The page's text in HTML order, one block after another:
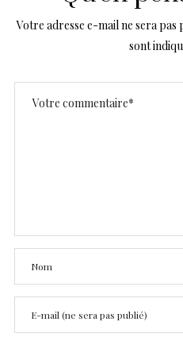
Votre adresse e-mail ne sera pas
sont